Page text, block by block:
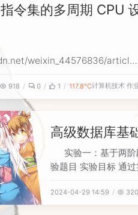
了光照不均和动态范
令集的多周期 CPU
weixin_44576836/article/
saikaisa/Multicycle_CPU
验目的 在单周期 CPU 实验完成的
918 0 1 117.8℃计算机技术 作
高级数据库基
实验一：基于两
验题目 实验目标 通
对应的集合运算处理
限，只要实现功能流
2024-04-29 14:59 320